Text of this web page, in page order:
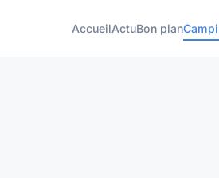
AccueilActuBon plan